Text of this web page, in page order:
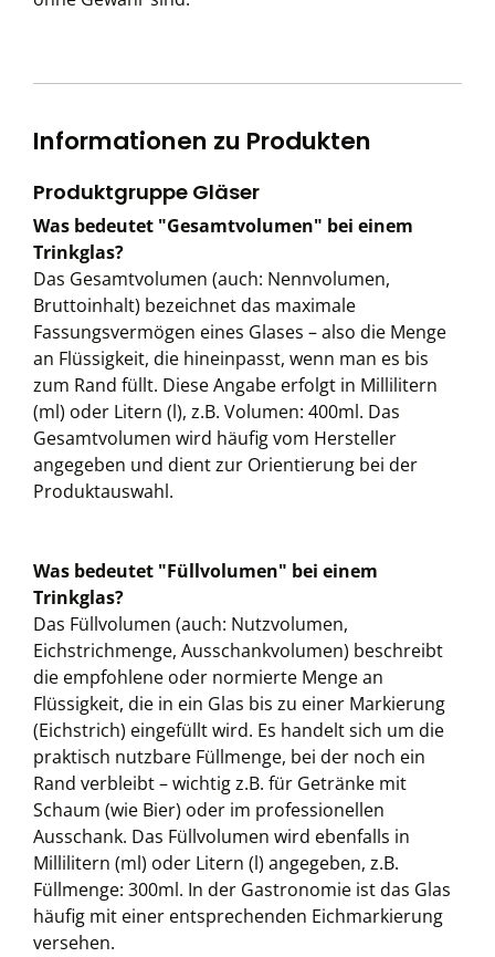
Informationen zu Produkten
Produktgruppe Gläser
Was bedeutet "Gesamtvolumen" bei einem
Trinkglas?
Das Gesamtvolumen (auch: Nennvolumen,
Bruttoinhalt) bezeichnet das maximale
Fassungsvermögen eines Glases – also die Menge
an Flüssigkeit, die hineinpasst, wenn man es bis
zum Rand füllt. Diese Angabe erfolgt in Millilitern
(ml) oder Litern (l), z.B. Volumen: 400ml. Das
Gesamtvolumen wird häufig vom Hersteller
angegeben und dient zur Orientierung bei der
Produktauswahl.
Was bedeutet "Füllvolumen" bei einem
Trinkglas?
Das Füllvolumen (auch: Nutzvolumen,
Eichstrichmenge, Ausschankvolumen) beschreibt
die empfohlene oder normierte Menge an
Flüssigkeit, die in ein Glas bis zu einer Markierung
(Eichstrich) eingefüllt wird. Es handelt sich um die
praktisch nutzbare Füllmenge, bei der noch ein
Rand verbleibt – wichtig z.B. für Getränke mit
Schaum (wie Bier) oder im professionellen
Ausschank. Das Füllvolumen wird ebenfalls in
Millilitern (ml) oder Litern (l) angegeben, z.B.
Füllmenge: 300ml. In der Gastronomie ist das Glas
häufig mit einer entsprechenden Eichmarkierung
versehen.